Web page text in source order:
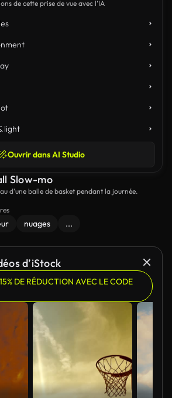
de cette prise de vue avec l’IA
light
Ouvrir dans AI Studio
Slow-mo
d'une balle de basket pendant la journée.
nuages ...
d’iStock
DE RÉDUCTION AVEC LE CODE